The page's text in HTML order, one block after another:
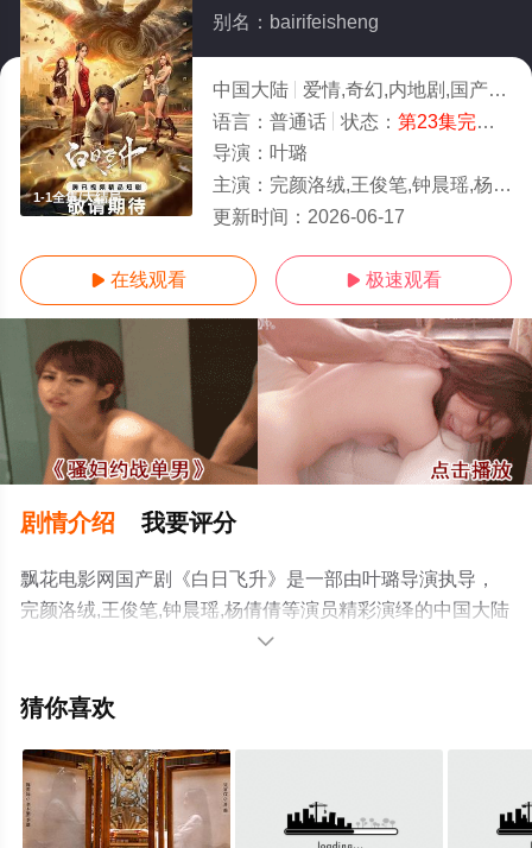
1-1全集/大结局
别名：bairifeisheng
中国大陆 爱情,奇幻,内地剧,国产
语言： 普通话 状态： 第23集完结
导演： 叶璐
主演： 完颜洛绒,王俊笔,钟晨瑶,杨倩倩
更新时间： 2026-06-17
 在线观看  极速观看
剧情介绍 我要评分
飘花电影网国产剧《白日飞升》是一部由叶璐导演执导，
完颜洛绒,王俊笔,钟晨瑶,杨倩倩等演员精彩演绎的中国大陆
电视剧，大结局剧情已揭晓（1-1全集），手机免费观看高
可移步至豆瓣电视剧、电视猫或剧情网等平台了解。
。

猜你喜欢